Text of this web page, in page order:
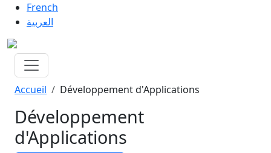
Aller au contenu principal
French
العربية
Fil d'Ariane
Accueil Développement d'Applications
Développement
d'Applications